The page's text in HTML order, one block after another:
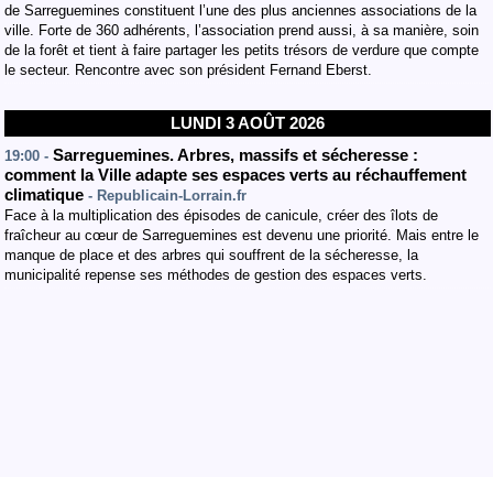
de Sarreguemines constituent l’une des plus anciennes associations de la
ville. Forte de 360 adhérents, l’association prend aussi, à sa manière, soin
de la forêt et tient à faire partager les petits trésors de verdure que compte
le secteur. Rencontre avec son président Fernand Eberst.
LUNDI 3 AOÛT 2026
19:00 - Sarreguemines. Arbres, massifs et sécheresse :
comment la Ville adapte ses espaces verts au réchauffement
climatique - Republicain-Lorrain.fr
Face à la multiplication des épisodes de canicule, créer des îlots de
fraîcheur au cœur de Sarreguemines est devenu une priorité. Mais entre le
manque de place et des arbres qui souffrent de la sécheresse, la
municipalité repense ses méthodes de gestion des espaces verts.